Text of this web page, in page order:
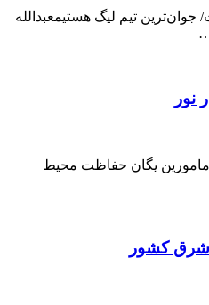
تیم لیگ هستیمعبدالله
نور
یگان حفاظت محیط
شرق کشور